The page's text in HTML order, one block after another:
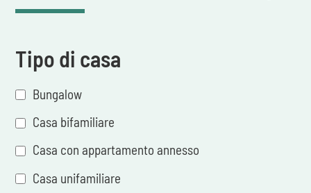
Tipo di casa
Bungalow
Casa bifamiliare
Casa con appartamento annesso
Casa unifamiliare